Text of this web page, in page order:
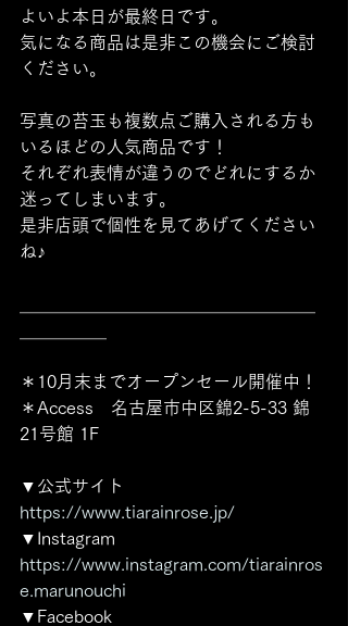
よいよ本日が最終日です。
気になる商品は是非この機会にご検討
ください。
写真の苔玉も複数点ご購入される方も
いるほどの人気商品です！
それぞれ表情が違うのでどれにするか
迷ってしまいます。
是非店頭で個性を見てあげてください
ね♪
＊10月末までオープンセール開催中！
＊Access　名古屋市中区錦2-5-33 錦
21号館 1F
▼公式サイト
https://www.tiarainrose.jp/
▼Instagram
https://www.instagram.com/tiarainros
e.marunouchi
▼Facebook